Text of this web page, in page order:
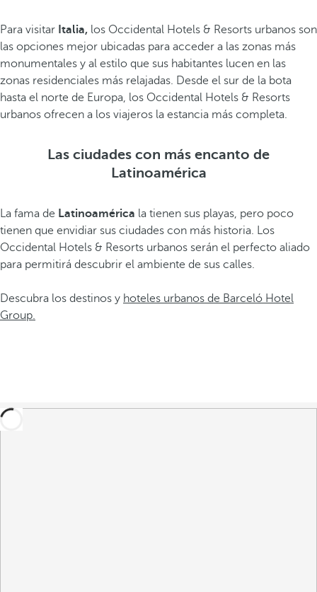
Para visitar Italia, los Occidental Hotels & Resorts urbanos son
las opciones mejor ubicadas para acceder a las zonas más
monumentales y al estilo que sus habitantes lucen en las
zonas residenciales más relajadas. Desde el sur de la bota
hasta el norte de Europa, los Occidental Hotels & Resorts
urbanos ofrecen a los viajeros la estancia más completa.
Las ciudades con más encanto de
Latinoamérica
La fama de Latinoamérica la tienen sus playas, pero poco
tienen que envidiar sus ciudades con más historia. Los
Occidental Hotels & Resorts urbanos serán el perfecto aliado
para permitirá descubrir el ambiente de sus calles.
Descubra los destinos y hoteles urbanos de Barceló Hotel
Group.